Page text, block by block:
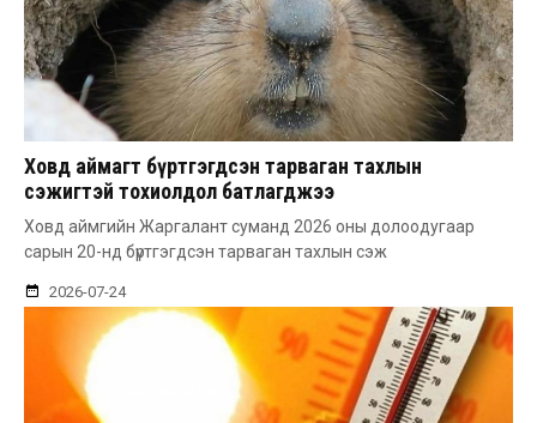
Ховд аймагт бүртгэгдсэн тарваган тахлын
сэжигтэй тохиолдол батлагджээ
Ховд аймгийн Жаргалант суманд 2026 оны долоодугаар
сарын 20-нд бүртгэгдсэн тарваган тахлын сэж
2026-07-24